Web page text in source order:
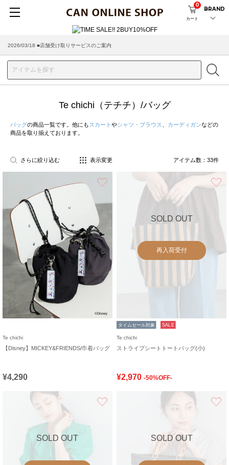
カート
0
BRAND
2026/08/04 ■8/13(木)AM2:00～サイトメンテナンス実施のお知らせ
Te chichi（テチチ）/バッグ
バッグの商品一覧です。他にも スカート やシャツ・ブラウス カーディガンなどの
商品を取り揃えております。
さらに絞り込む 表示変更 アイテム数： 33件
Te chichi
【Disney】MICKEY&FRIENDS/巾着バッグ
¥4,290
SOLD OUT
再入荷受付
タイムセール対象 SALE
Te chichi
ストライプシートトートバッグ(小)
¥2,970 -50%OFF-
SOLD OUT SOLD OUT